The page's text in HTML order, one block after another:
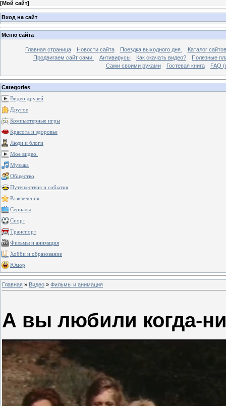
[Мой сайт]
Вход на сайт
Меню сайта
Главная страница Новости сайта Поездка выходного дня.
Каталог сайтов
Продвигаем сайт сами.
Антивирусы Как скачать видео?
Полезные
Сами своими руками
Гостевая книга FAQ
Categories
Видео друзей
Другое
Компьютерные игры
Красота и здоровье
Люди и блоги
Мое видео.
Музыка
Общество
Путешествия и события
Развлечения
Сериалы
Спорт
Транспорт
Фильмы и анимация
Хобби и образование
Юмор
Главная » Видео » Фильмы и анимация
А вы любили когда-